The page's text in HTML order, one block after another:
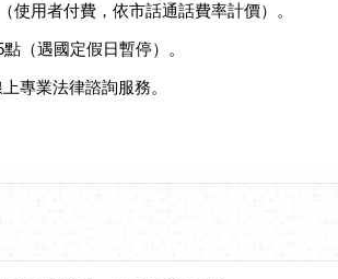
使用者付費，依市話通話費率計價）。
（遇國定假日暫停）。
專業法律諮詢服務。